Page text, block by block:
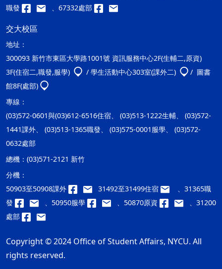
職發
、67332處部
交大校區
地址：
300093 新竹市東區大學路1001號 資訊服務中心2F(生輔二,原資)
3F(住宿二,職發,服學)
/ 學生活動中心303室(課外二)
/ 圖書
館8F(處部)
專線：
(03)572-0601與(03)612-6516住宿、 (03)513-1222生輔、 (03)572-
1441課外、 (03)513-1365職發、 (03)575-0001服學、 (03)572-
0632處部
總機： (03)571-2121 新竹
分機：
50903至50908課外
31492至31499住宿
、31365職
發
、50950服學 、50870原資
、31200
處部
Copyright © 2024 Office of Student Affairs, NYCU. All
rights reserved.